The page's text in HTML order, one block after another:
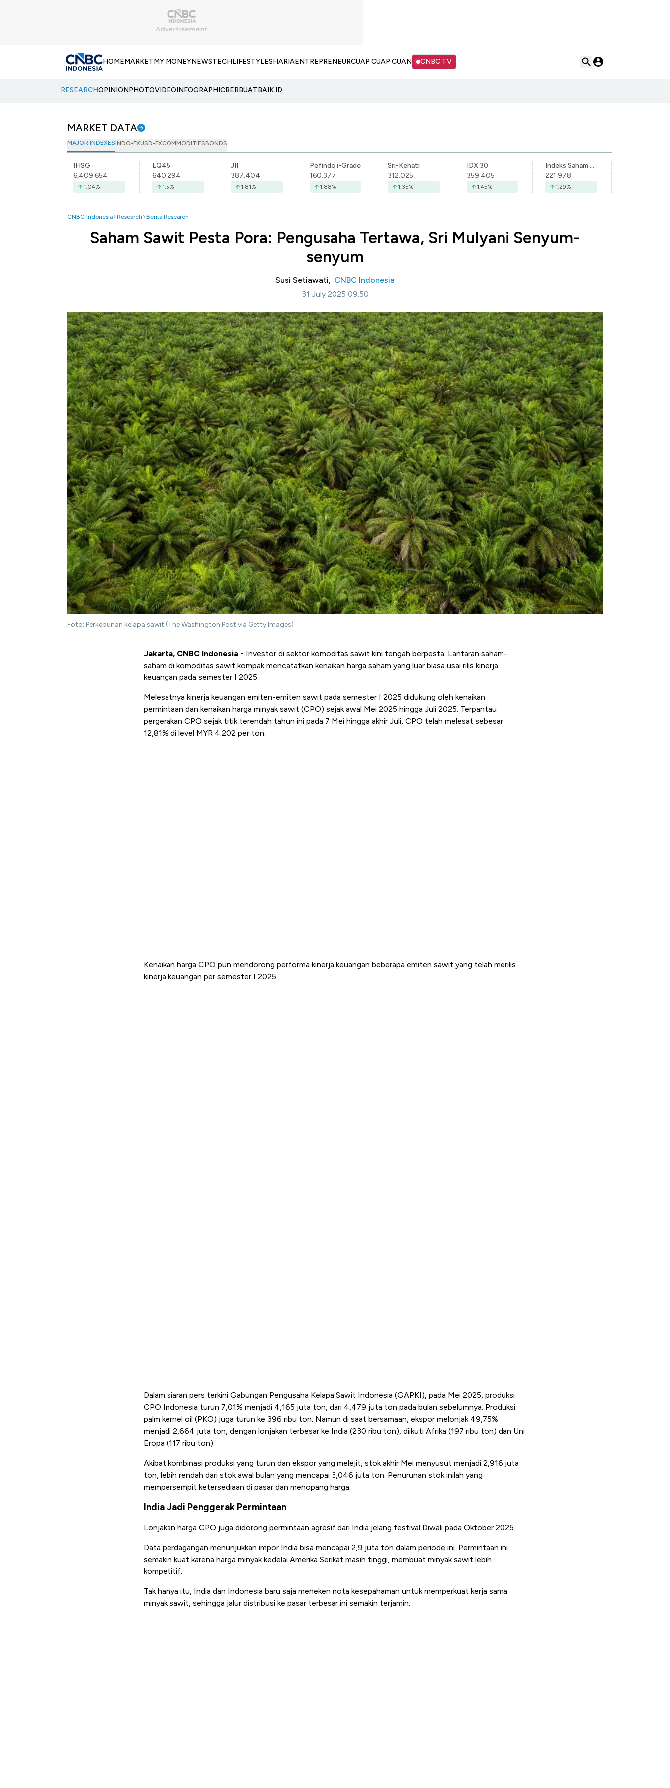
HOMEMARKETMY MONEYNEWSTECHLIFESTYLESHARIAENTREPRENEURCUAP CUAP CUAN CNBC TV
RESEARCHOPINIONPHOTOVIDEOINFOGRAPHICBERBUATBAIK.ID
MARKET DATA
MAJOR INDEXESINDO-FXUSD-FXCOMMODITIESBONDS
IHSG
6,409.654
1.04%
LQ45
640.294
1.5%
JII
387.404
1.81%
Pefindo i-Grade
160.377
1.88%
Sri-Kehati
312.025
1.35%
IDX 30
359.405
1.45%
Indeks Saham Syariah Indonesia
221.978
1.29%
CNBC Indonesia Research Berita Research
Saham Sawit Pesta Pora: Pengusaha Tertawa, Sri Mulyani Senyum-
senyum
Susi Setiawati, CNBC Indonesia
31 July 2025 09:50
Foto: Perkebunan kelapa sawit (The Washington Post via Getty Images)
Jakarta, CNBC Indonesia - Investor di sektor komoditas sawit kini tengah berpesta. Lantaran saham-
saham di komoditas sawit kompak mencatatkan kenaikan harga saham yang luar biasa usai rilis kinerja
keuangan pada semester I 2025.
Melesatnya kinerja keuangan emiten-emiten sawit pada semester I 2025 didukung oleh kenaikan
permintaan dan kenaikan harga minyak sawit (CPO) sejak awal Mei 2025 hingga Juli 2025. Terpantau
pergerakan CPO sejak titik terendah tahun ini pada 7 Mei hingga akhir Juli, CPO telah melesat sebesar
12,81% di level MYR 4.202 per ton.
Kenaikan harga CPO pun mendorong performa kinerja keuangan beberapa emiten sawit yang telah merilis
kinerja keuangan per semester I 2025.
Dalam siaran pers terkini Gabungan Pengusaha Kelapa Sawit Indonesia (GAPKI), pada Mei 2025, produksi
CPO Indonesia turun 7,01% menjadi 4,165 juta ton, dari 4,479 juta ton pada bulan sebelumnya. Produksi
palm kernel oil (PKO) juga turun ke 396 ribu ton. Namun di saat bersamaan, ekspor melonjak 49,75%
menjadi 2,664 juta ton, dengan lonjakan terbesar ke India (230 ribu ton), diikuti Afrika (197 ribu ton) dan Uni
Eropa (117 ribu ton).
Akibat kombinasi produksi yang turun dan ekspor yang melejit, stok akhir Mei menyusut menjadi 2,916 juta
ton, lebih rendah dari stok awal bulan yang mencapai 3,046 juta ton. Penurunan stok inilah yang
mempersempit ketersediaan di pasar dan menopang harga.
India Jadi Penggerak Permintaan
Lonjakan harga CPO juga didorong permintaan agresif dari India jelang festival Diwali pada Oktober 2025.
Data perdagangan menunjukkan impor India bisa mencapai 2,9 juta ton dalam periode ini. Permintaan ini
semakin kuat karena harga minyak kedelai Amerika Serikat masih tinggi, membuat minyak sawit lebih
kompetitif.
Tak hanya itu, India dan Indonesia baru saja meneken nota kesepahaman untuk memperkuat kerja sama
minyak sawit, sehingga jalur distribusi ke pasar terbesar ini semakin terjamin.